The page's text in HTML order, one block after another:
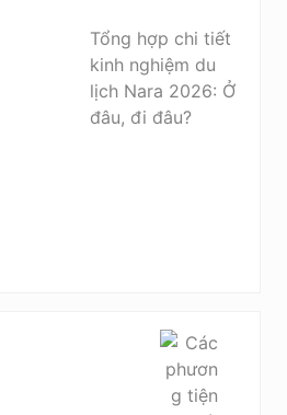
Tổng hợp chi tiết
kinh nghiệm du
lịch Nara 2026: Ở
đâu, đi đâu?